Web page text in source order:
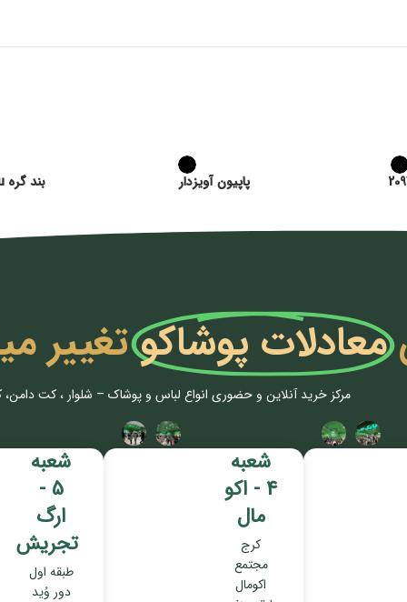
پاپیون آویزدار بند گره miu miu بیبی زنانه
معادلات پوشاکوتغییر
مرکز خرید آنلاین و حضوری انواع لباس‌ و پوشاک – شلوار ، کت
شعبه
4 - اکو
مال
کرج
مجتمع
اکومال
شعبه
5 -
ارگ
تجریش
طبقه اول
دور وُید